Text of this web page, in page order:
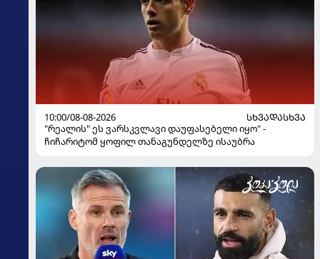
10:00/08-08-2026
ᲡᲮᲕᲐᲓᲐᲡᲮᲕᲐ
"რეალის" ეს ვარსკვლავი დაუფასებელი იყო" -
ჩიჩარიტომ ყოფილ თანაგუნდელზე ისაუბრა